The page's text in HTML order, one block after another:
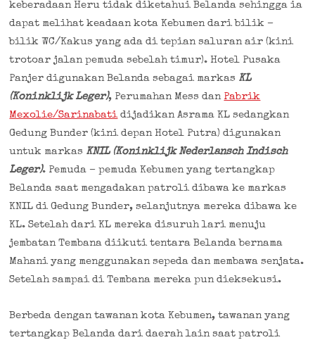
keberadaan Heru tidak diketahui Belanda sehingga ia
dapat melihat keadaan kota Kebumen dari bilik –
bilik WC/Kakus yang ada di tepian saluran air (kini
trotoar jalan pemuda sebelah timur). Hotel Pusaka
Panjer digunakan Belanda sebagai markas KL
(Koninklijk Leger), Perumahan Mess dan Pabrik
Mexolie/Sarinabatidijadikan Asrama KL sedangkan
Gedung Bunder (kini depan Hotel Putra) digunakan
untuk markas KNIL (Koninklijk Nederlansch Indisch
Leger). Pemuda – pemuda Kebumen yang tertangkap
Belanda saat mengadakan patroli dibawa ke markas
KNIL di Gedung Bunder, selanjutnya mereka dibawa ke
KL. Setelah dari KL mereka disuruh lari menuju
jembatan Tembana diikuti tentara Belanda bernama
Mahani yang menggunakan sepeda dan membawa senjata.
Setelah sampai di Tembana mereka pun dieksekusi.
Berbeda dengan tawanan kota Kebumen, tawanan yang
tertangkap Belanda dari daerah lain saat patroli